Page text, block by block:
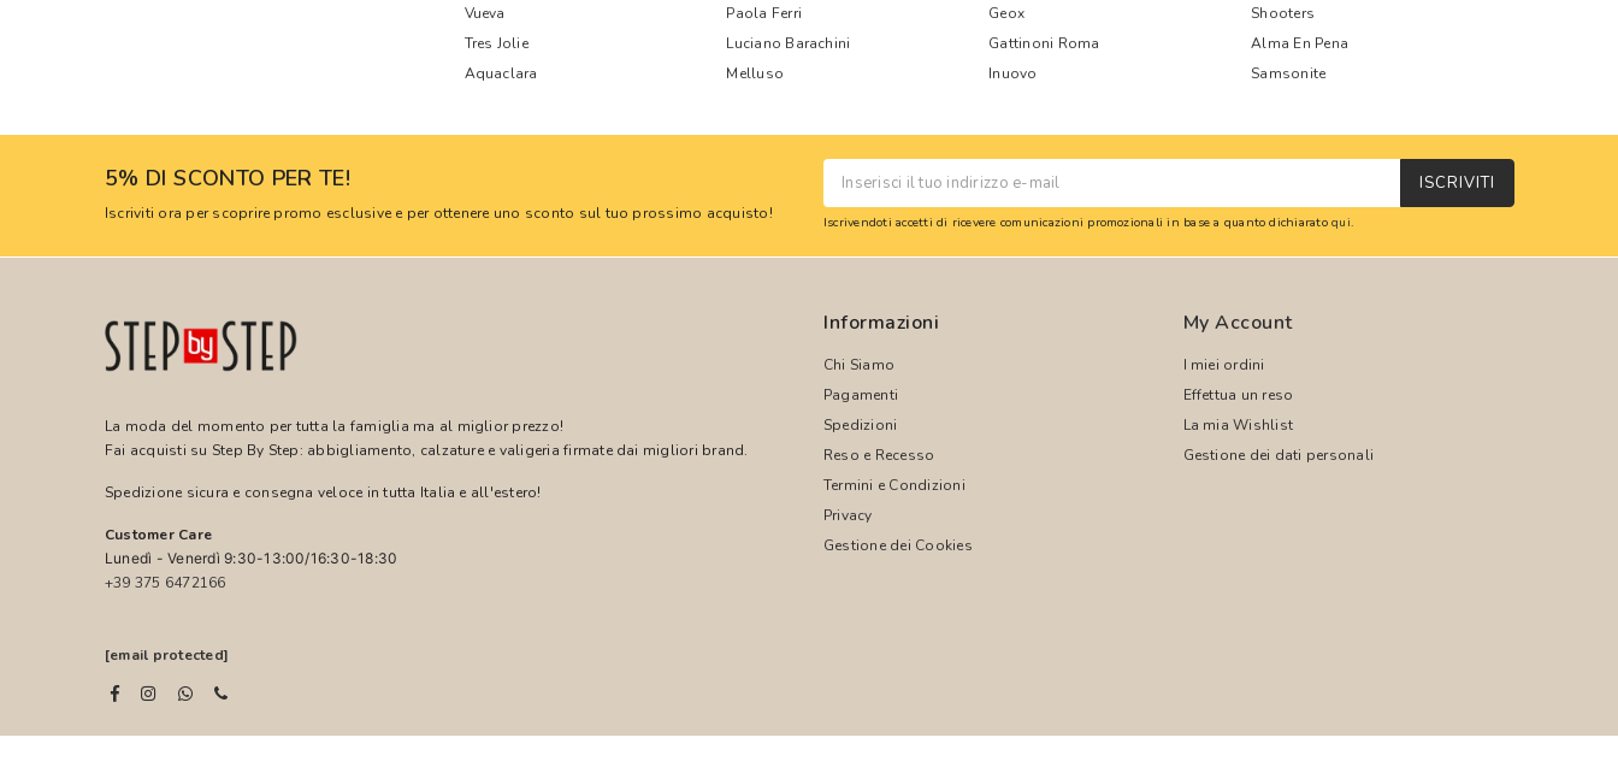
Vueva
Paola Ferri Geox
Shooters
Tres Jolie
Luciano Barachini Gattinoni Roma
Alma En Pena
Aquaclara
Melluso Inuovo Samsonite
5% DI SCONTO PER TE!
Iscriviti ora per scoprire promo esclusive e per ottenere uno sconto sul tuo prossimo acquisto!
ISCRIVITI
Iscrivendoti accetti di ricevere comunicazioni promozionali in base a quanto dichiaratoqui.
La moda del momento per tutta la famiglia ma al miglior prezzo!
Fai acquisti su Step By Step: abbigliamento, calzature e valigeria firmate dai migliori brand.
Spedizione sicura e consegna veloce in tutta Italia e all'estero!
Customer Care
Lunedì - Venerdì 9:30-13:00/16:30-18:30
+39 375 6472166
[email protected]
Informazioni
Chi Siamo
Pagamenti
Spedizioni
Reso e Recesso
Termini e Condizioni
Privacy
Gestione dei Cookies
My Account
I miei ordini
Effettua un reso
La mia Wishlist
Gestione dei dati personali